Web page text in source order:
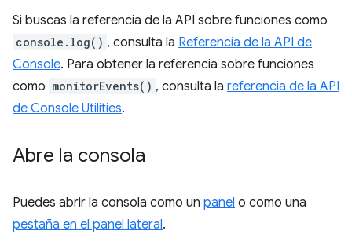
Si buscas la referencia de la API sobre funciones como
console.log() , consulta la Referencia de la API de
Console. Para obtener la referencia sobre funciones
como monitorEvents() , consulta la referencia de la API
de Console Utilities.
Abre la consola
Puedes abrir la consola como un panel o como una
pestaña en el panel lateral.